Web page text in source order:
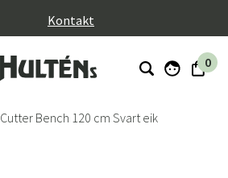
Kontakt
0
Cutter Bench 120 cm Svart eik